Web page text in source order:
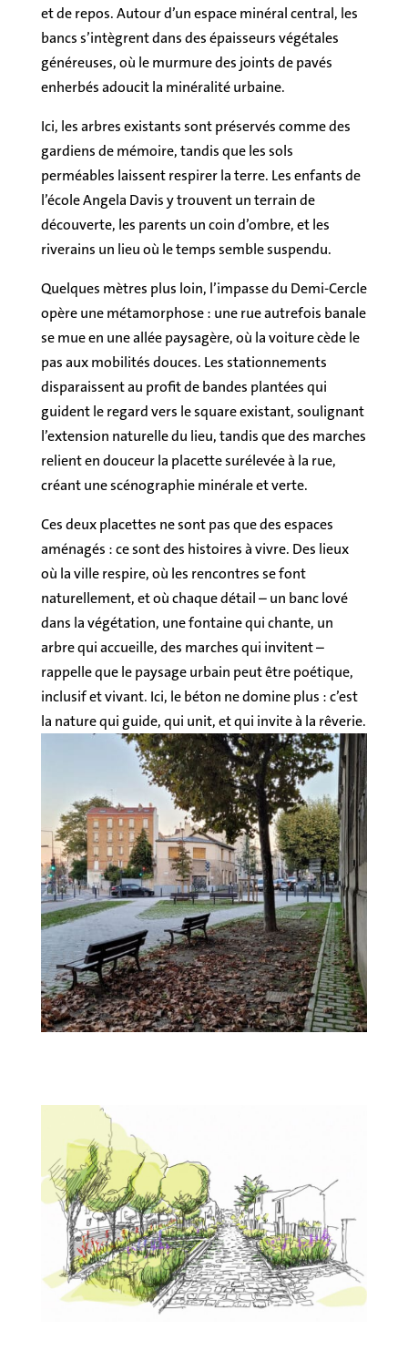
et de repos. Autour d’un espace minéral central, les
bancs s’intègrent dans des épaisseurs végétales
généreuses, où le murmure des joints de pavés
enherbés adoucit la minéralité urbaine.
Ici, les arbres existants sont préservés comme des
gardiens de mémoire, tandis que les sols
perméables laissent respirer la terre. Les enfants de
l’école Angela Davis y trouvent un terrain de
découverte, les parents un coin d’ombre, et les
riverains un lieu où le temps semble suspendu.
Quelques mètres plus loin, l’impasse du Demi-Cercle
opère une métamorphose : une rue autrefois banale
se mue en une allée paysagère, où la voiture cède le
pas aux mobilités douces. Les stationnements
disparaissent au profit de bandes plantées qui
guident le regard vers le square existant, soulignant
l’extension naturelle du lieu, tandis que des marches
relient en douceur la placette surélevée à la rue,
créant une scénographie minérale et verte.
Ces deux placettes ne sont pas que des espaces
aménagés : ce sont des histoires à vivre. Des lieux
où la ville respire, où les rencontres se font
naturellement, et où chaque détail – un banc lové
dans la végétation, une fontaine qui chante, un
arbre qui accueille, des marches qui invitent –
rappelle que le paysage urbain peut être poétique,
inclusif et vivant. Ici, le béton ne domine plus : c’est
la nature qui guide, qui unit, et qui invite à la rêverie.